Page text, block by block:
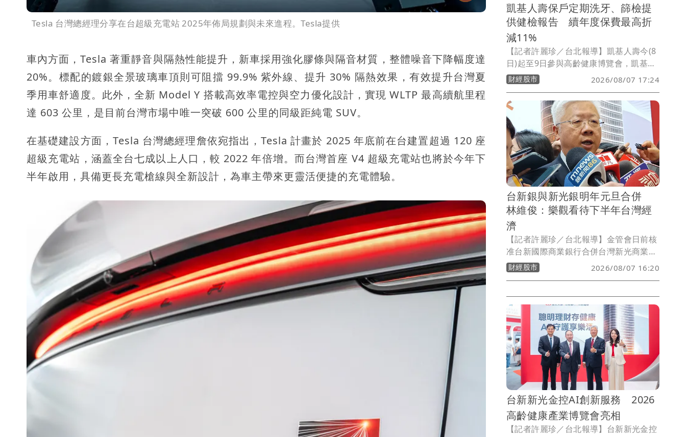
Tesla 台灣總經理分享在台超級充電站 2025年佈局規劃與未來進程。Tesla提供
車內方面，Tesla 著重靜音與隔熱性能提升，新車採用強化膠條與隔音材質，整體噪音下降幅度達
20%。標配的鍍銀全景玻璃車頂則可阻擋 99.9% 紫外線、提升 30% 隔熱效果，有效提升台灣夏
季用車舒適度。此外，全新 Model Y 搭載高效率電控與空力優化設計，實現 WLTP 最高續航里程
達 603 公里，是目前台灣市場中唯一突破 600 公里的同級距純電 SUV。
在基礎建設方面，Tesla 台灣總經理詹依宛指出，Tesla 計畫於 2025 年底前在台建置超過 120 座
超級充電站，涵蓋全台七成以上人口，較 2022 年倍增。而台灣首座 V4 超級充電站也將於今年下
半年啟用，具備更長充電槍線與全新設計，為車主帶來更靈活便捷的充電體驗。
凱基人壽保戶定期洗牙、篩檢提
供健檢報告 續年度保費最高折
減11%
【記者許麗珍／台北報導】凱基人壽今(8
日)起至9日參與高齡健康博覽會，凱基人
壽表示將健康促進融入商品設計，導入健
康促進外溢機制，保戶只要定期完成洗
牙、癌症與肝炎篩檢及提供健康檢查報告
等對自身健康有益的項目，即有機會轉化
為續年度保費折減，若再申請電子保單，
最高可享11%續年度保費折減，實踐「越
健康、越有保障」保險新價值。
財經股市 2026/08/07 17:24
台新銀與新光銀明年元旦合併
林維俊：樂觀看待下半年台灣經
濟
【記者許麗珍／台北報導】金管會日前核
准台新國際商業銀行合併台灣新光商業銀
行。台新新光金控（2887）總經理林維俊
今表示，未來證券等子公司也將陸續整
一家規模更大、各項業務發展更加均衡的
金融集團。」展望下半年，他表示現在資
本市場相當活絡，金融業放款也持續成
長，對台灣經濟抱持樂觀。
財經股市 2026/08/07 16:20
台新新光金控AI創新服務 2026
高齡健康產業博覽會亮相
【記者許麗珍／台北報導】台新新光金控